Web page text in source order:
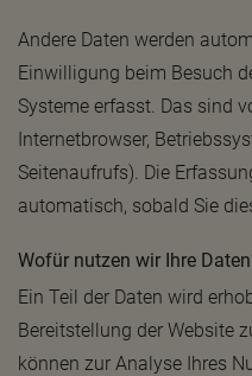
Andere Daten werden
Einwilligung beim Besuch
Systeme erfasst. Das sind
Internetbrowser,
Seitenaufrufs). Die
automatisch, sobald Sie
Wofür nutzen wir Ihre
Ein Teil der Daten wird
Bereitstellung der Website
können zur Analyse Ihres